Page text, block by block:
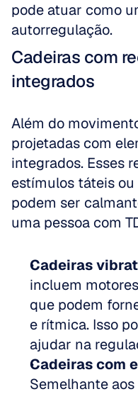
pode atuar como
autorregulação.
Cadeiras com
integrados
Além do
projetadas com
integrados. Esses
estímulos táteis
podem ser
uma pessoa com
Cadeiras
incluem
que podem
e rítmica. Isso
ajudar na
Cadeiras com
Semelhante